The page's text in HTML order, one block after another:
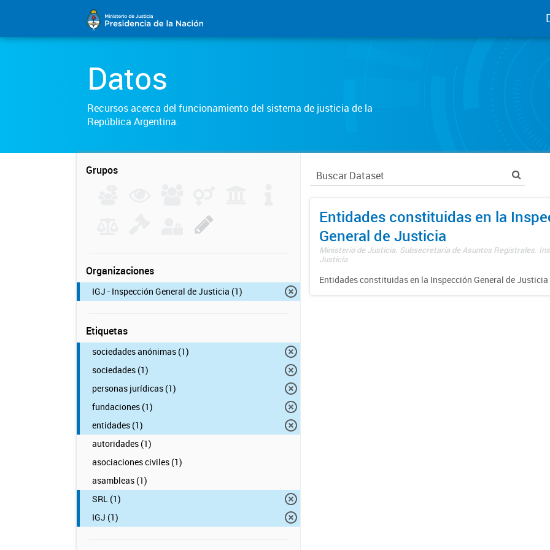
Datos
Recursos acerca del funcionamiento del sistema de justicia de la
República Argentina.
Grupos
Organizaciones
IGJ - Inspección General de Justicia (1)
Etiquetas
sociedades anónimas (1)
sociedades (1)
personas jurídicas (1)
fundaciones (1)
entidades (1)
autoridades (1)
asociaciones civiles (1)
asambleas (1)
SRL (1)
IGJ (1)
Entidades constituidas en la
General de Justicia
Ministerio de Justicia. Subsecretaría de Asuntos Registrales.
Justicia
Entidades constituidas en la Inspección General de Justicia